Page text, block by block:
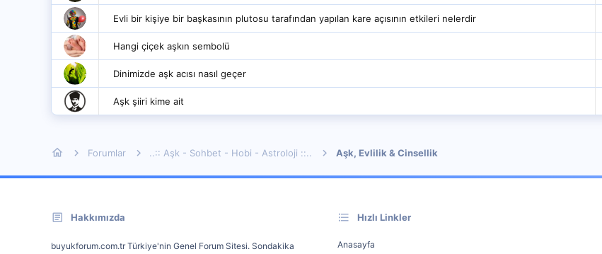
Evli bir kişiye bir başkasının plutosu tarafından yapılan kare açısının etkileri nelerdir
Hangi çiçek aşkın sembolü
Dinimizde aşk acısı nasıl geçer
Aşk şiiri kime ait
Forumlar ..:: Aşk - Sohbet - Hobi - Astroloji ::.. Aşk, Evlilik & Cinsellik
Hakkımızda
buyukforum.com.tr Türkiye'nin Genel Forum Sitesi. Sondakika
Hızlı Linkler
Anasayfa